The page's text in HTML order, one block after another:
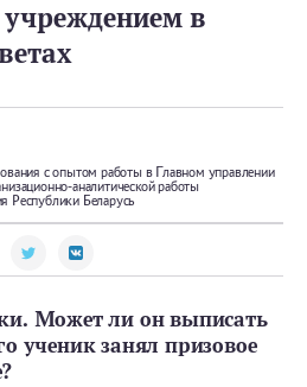
в
с опытом работы в Главном управлении
аналитической работы
Республики Беларусь
Может ли он выписать
ученик занял призовое